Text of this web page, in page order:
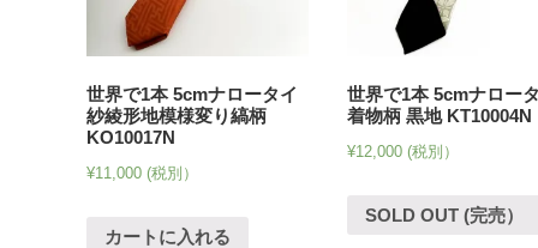
世界で1本 5cmナロータイ
紗綾形地模様変り縞柄
KO10017N
¥11,000 (税別）
カートに入れる
世界で1本 5cmナロー
着物柄 黒地 KT10004N
¥12,000 (税別）
SOLD OUT (完売）